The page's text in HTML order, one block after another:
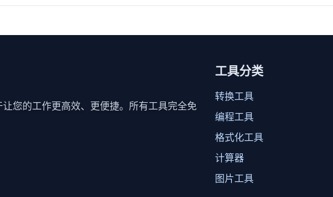
您的工作更高效、更便捷。所有工具完全免
工具分类
转换工具
编程工具
格式化工具
计算器
图片工具